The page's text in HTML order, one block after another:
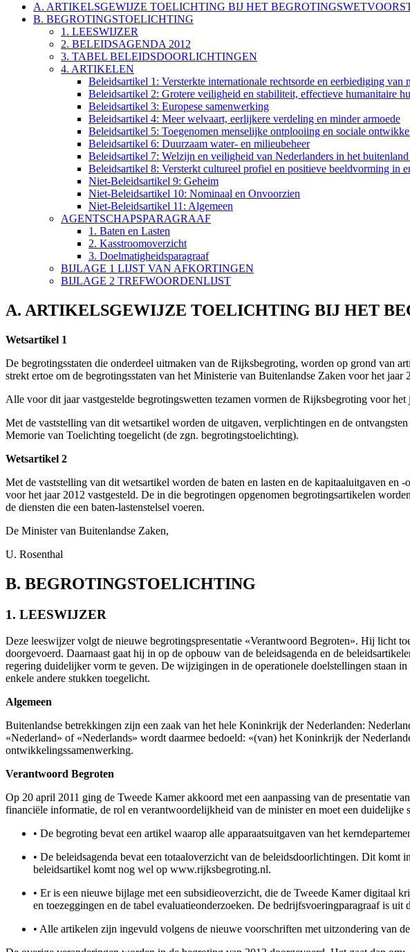
A. ARTIKELSGEWIJZE TOELICHTING BIJ HET
B. BEGROTINGSTOELICHTING
1. LEESWIJZER
2. BELEIDSAGENDA 2012
3. TABEL BELEIDSDOORLICHTINGEN
4. ARTIKELEN
Beleidsartikel 1: Versterkte internationale rechtsorde en eerbiediging van
Beleidsartikel 2: Grotere veiligheid en stabiliteit, effectieve humanitaire
Beleidsartikel 3: Europese samenwerking
Beleidsartikel 4: Meer welvaart, eerlijkere verdeling en minder armoede
Beleidsartikel 5: Toegenomen menselijke ontplooiing en sociale
Beleidsartikel 6: Duurzaam water- en milieubeheer
Beleidsartikel 7: Welzijn en veiligheid van Nederlanders in het
Beleidsartikel 8: Versterkt cultureel profiel en positieve beeldvorming in
Niet-Beleidsartikel 9: Geheim
Niet-Beleidsartikel 10: Nominaal en Onvoorzien
Niet-Beleidsartikel 11: Algemeen
AGENTSCHAPSPARAGRAAF
1. Baten en Lasten
2. Kasstroomoverzicht
3. Doelmatigheidsparagraaf
BIJLAGE 1 LIJST VAN AFKORTINGEN
BIJLAGE 2 TREFWOORDENLIJST
A. ARTIKELSGEWIJZE TOELICHTING BIJ HET
Wetsartikel 1
De begrotingsstaten die onderdeel uitmaken van de Rijksbegroting, worden op grond van
strekt ertoe om de begrotingsstaten van het Ministerie van Buitenlandse Zaken voor het jaar
Alle voor dit jaar vastgestelde begrotingswetten tezamen vormen de Rijksbegroting voor
Met de vaststelling van dit wetsartikel worden de uitgaven, verplichtingen en de
Memorie van Toelichting toegelicht (de zgn. begrotingstoelichting).
Wetsartikel 2
Met de vaststelling van dit wetsartikel worden de baten en lasten en de kapitaaluitgaven
voor het jaar 2012 vastgesteld. De in die begrotingen opgenomen begrotingsartikelen
de diensten die een baten-lastenstelsel voeren.
De Minister van Buitenlandse Zaken,
U. Rosenthal
B. BEGROTINGSTOELICHTING
1. LEESWIJZER
Deze leeswijzer volgt de nieuwe begrotingspresentatie «Verantwoord Begroten». Hij licht
doorgevoerd. Daarnaast gaat hij in op de opbouw van de beleidsagenda en de
regering duidelijker vorm te geven. De wijzigingen in de operationele doelstellingen staan
enkele andere stukken toegelicht.
Algemeen
Buitenlandse betrekkingen zijn een zaak van het hele Koninkrijk der Nederlanden:
«Nederland» of «Nederlands» wordt daarmee bedoeld: «(van) het Koninkrijk der
ontwikkelingssamenwerking.
Verantwoord Begroten
Op 20 april 2011 ging de Tweede Kamer akkoord met een aanpassing van de presentatie
financiële informatie, de rol en verantwoordelijkheid van de minister en moet een duidelijke
• De begroting bevat een artikel waarop alle apparaatsuitgaven van het
• De beleidsagenda bevat een totaaloverzicht van de beleidsdoorlichtingen. Dit
beleidsartikel komt nog wel op www.rijksbegroting.nl.
• Er is een nieuwe bijlage met een subsidieoverzicht, die de Tweede Kamer digitaal
en toezeggingen en de tabel evaluatieonderzoeken. De bedrijfsvoeringparagraaf is uit
• Alle artikelen zijn ingevuld volgens de nieuwe voorschriften met uitzondering van